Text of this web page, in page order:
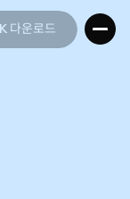
다운로드